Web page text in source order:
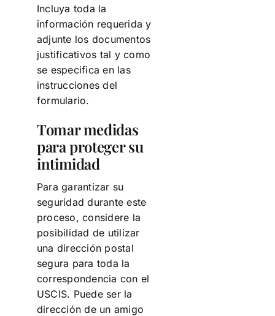
Incluya toda la
información requerida y
adjunte los documentos
justificativos tal y como
se especifica en las
instrucciones del
formulario.
Tomar medidas
para proteger su
intimidad
Para garantizar su
seguridad durante este
proceso, considere la
posibilidad de utilizar
una dirección postal
segura para toda la
correspondencia con el
USCIS. Puede ser la
dirección de un amigo